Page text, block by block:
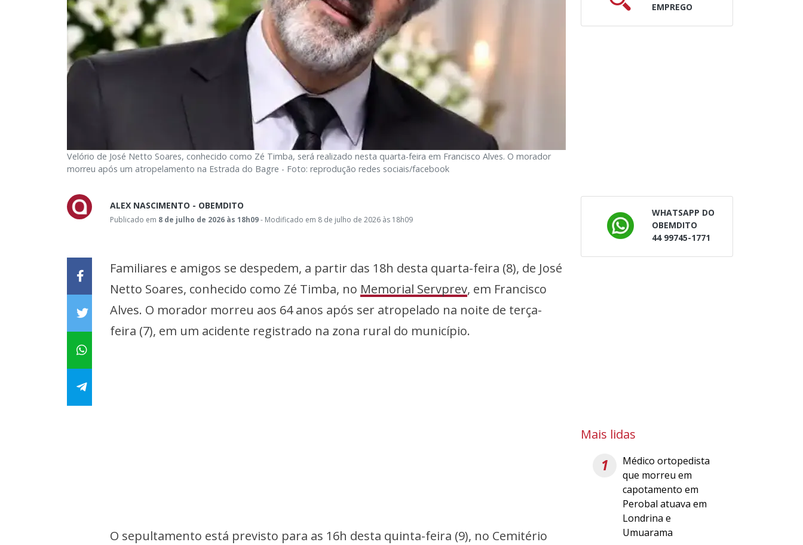
Velório de José Netto Soares, conhecido como Zé Timba, será realizado nesta quarta-feira em Francisco Alves. O morador
morreu após um atropelamento na Estrada do Bagre - Foto: reprodução redes sociais/facebook
ALEX NASCIMENTO - OBEMDITO
Publicado em 8 de julho de 2026 às 18h09- Modificado em 8 de julho de 2026 às 18h09
Familiares e amigos se despedem, a partir das 18h desta quarta-feira (8), de José
Netto Soares, conhecido como Zé Timba, no Memorial Servprev, em Francisco
Alves. O morador morreu aos 64 anos após ser atropelado na noite de terça-
feira (7), em um acidente registrado na zona rural do município.
O sepultamento está previsto para as 16h desta quinta-feira (9), no Cemitério
EMPREGO
WHATSAPP DO
OBEMDITO
44 99745-1771
Mais lidas
1
Médico ortopedista
que morreu em
capotamento em
Perobal atuava em
Londrina e
Umuarama